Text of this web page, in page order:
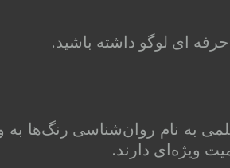
ای لوگو داشته باشید.
به نام روان‌شناسی رنگ‌ها به
ویژه‌ای دارند.